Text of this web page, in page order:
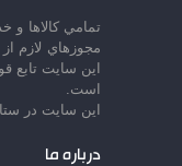
تمامي كالاها
مجوزهاي لازم
اين سايت تابع
است.
این سایت در
درباره ما